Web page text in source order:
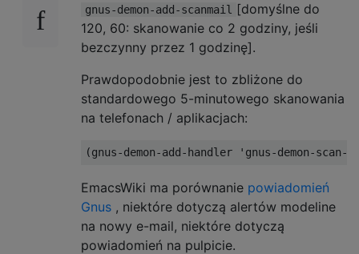
gnus-demon-add-scanmail
[domyślne do
120, 60: skanowanie co 2 godziny, jeśli
bezczynny przez 1 godzinę].
Prawdopodobnie jest to zbliżone do
standardowego 5-minutowego skanowania
na telefonach / aplikacjach:
EmacsWiki ma porównanie powiadomień
Gnus , niektóre dotyczą alertów modeline
na nowy e-mail, niektóre dotyczą
powiadomień na pulpicie.